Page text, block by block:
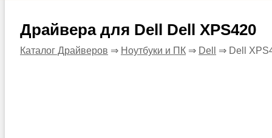
Драйвера для Dell Dell XPS420
Каталог Драйверов ⇒ Ноутбуки и ПК ⇒ Dell ⇒ Dell